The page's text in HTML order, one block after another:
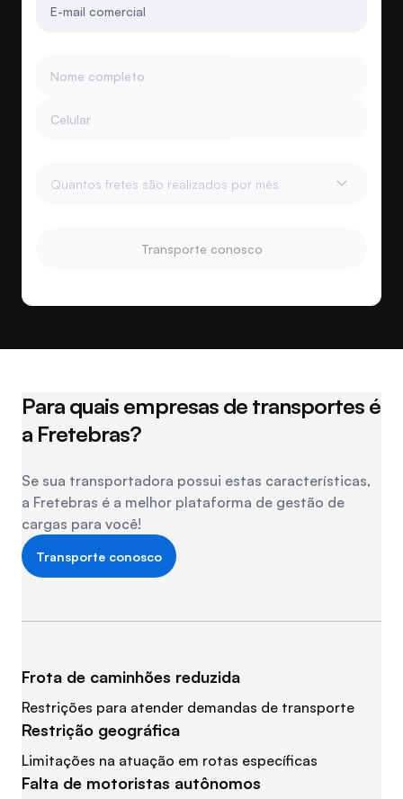
E-mail comercial
Nome completo
Celular
Quantos fretes são realizados por mês
Transporte conosco
Para quais empresas de transportes é
a Fretebras?
Se sua transportadora possui estas características,
a Fretebras é a melhor plataforma de gestão de
cargas para você!
Transporte conosco
Frota de caminhões reduzida
Restrições para atender demandas de transporte
Restrição geográfica
Limitações na atuação em rotas específicas
Falta de motoristas autônomos